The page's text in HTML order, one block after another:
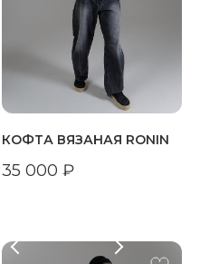
КОФТА ВЯЗАНАЯ RONIN
35 000 ₽